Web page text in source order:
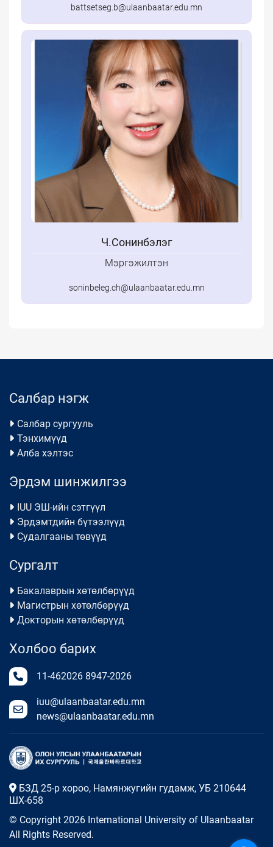
battsetseg.b@ulaanbaatar.edu.mn
Ч.Сонинбэлэг
Мэргэжилтэн
soninbeleg.ch@ulaanbaatar.edu.mn
Салбар нэгж
Салбар сургууль
Тэнхимүүд
Алба хэлтэс
Эрдэм шинжилгээ
IUU ЭШ-ийн сэтгүүл
Эрдэмтдийн бүтээлүүд
Судалгааны төвүүд
Сургалт
Бакалаврын хөтөлбөрүүд
Магистрын хөтөлбөрүүд
Докторын хөтөлбөрүүд
Холбоо барих
11-462026 8947-2026
iuu@ulaanbaatar.edu.mn
news@ulaanbaatar.edu.mn
БЗД 25-р хороо, Намянжугийн гудамж, УБ 210644
ШХ-658
© Copyright 2026 International University of Ulaanbaatar
All Rights Reserved.